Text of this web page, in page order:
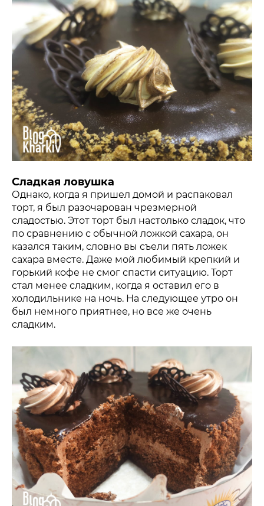
Сладкая ловушка
Однако, когда я пришел домой и распаковал
торт, я был разочарован чрезмерной
сладостью. Этот торт был настолько сладок, что
по сравнению с обычной ложкой сахара, он
казался таким, словно вы съели пять ложек
сахара вместе. Даже мой любимый крепкий и
горький кофе не смог спасти ситуацию. Торт
стал менее сладким, когда я оставил его в
холодильнике на ночь. На следующее утро он
был немного приятнее, но все же очень
сладким.